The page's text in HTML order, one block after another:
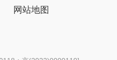
网站地图